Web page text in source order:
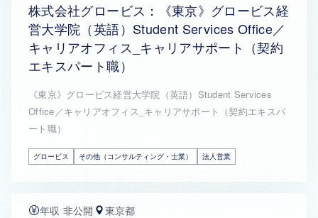
株式会社グロービス：《東京》グロービス経
営大学院（英語）Student Services Office／
キャリアオフィス_キャリアサポート（契約
エキスパート職）
《東京》グロービス経営大学院（英語）Student Services
Office／キャリアオフィス_キャリアサポート（契約エキスパ
ート職）
グロービス その他（コンサルティング・士業） 法人営業
年収 非公開 東京都